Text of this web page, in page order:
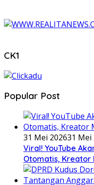
CK1
Popular Post
31 Mei 202631 Mei
Viral! YouTube
Otomatis, Kreator